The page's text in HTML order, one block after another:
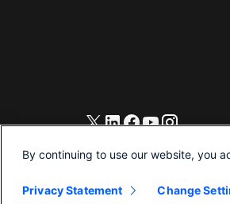
©2026 思科和/或其附屬公司。版
By continuing to use our website, you
Privacy Statement Change